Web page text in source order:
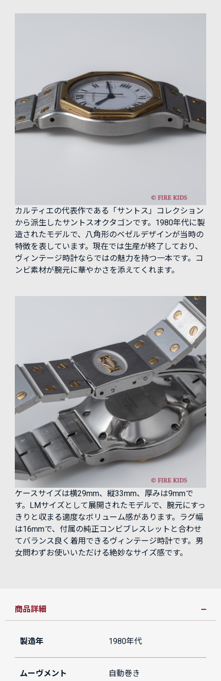
カルティエの代表作である「サントス」コレクション
から派生したサントスオクタゴンです。1980年代に製
造されたモデルで、八角形のベゼルデザインが当時の
特徴を表しています。現在では生産が終了しており、
ヴィンテージ時計ならではの魅力を持つ一本です。コ
ンビ素材が腕元に華やかさを添えてくれます。
ケースサイズは横29mm、縦33mm、厚みは9mmで
す。LMサイズとして展開されたモデルで、腕元にすっ
きりと収まる適度なボリューム感があります。ラグ幅
は16mmで、付属の純正コンビブレスレットと合わせ
てバランス良く着用できるヴィンテージ時計です。男
女問わずお使いいただける絶妙なサイズ感です。
商品詳細
製造年 1980年代
ムーヴメント 自動巻き